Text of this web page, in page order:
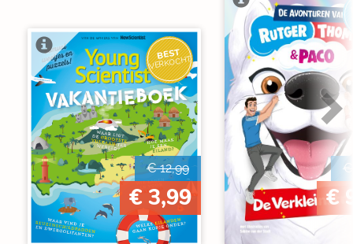
BEST
VERKOCHT
€ 12,99
€ 3,99
€
€